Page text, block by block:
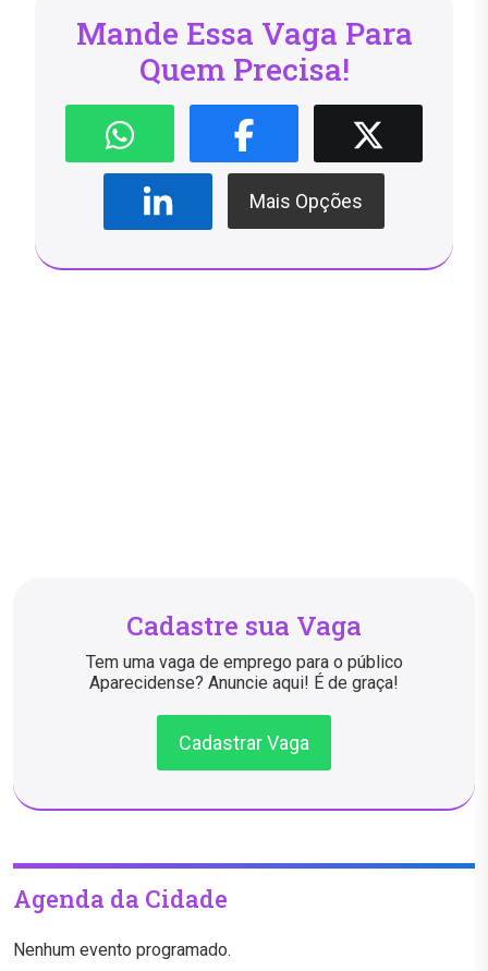
Mande Essa Vaga Para
Quem Precisa!
Mais Opções
Cadastre sua Vaga
Tem uma vaga de emprego para o público
Aparecidense? Anuncie aqui! É de graça!
Cadastrar Vaga
Agenda da Cidade
Nenhum evento programado.